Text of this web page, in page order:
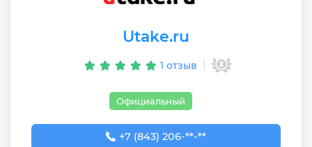
Utake.ru
1 отзыв
Официальный
+7 (843) 206-03-65
+7 (843) 206-**-**